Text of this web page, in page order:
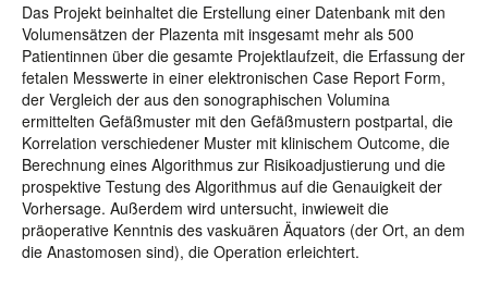
Das Projekt beinhaltet die Erstellung einer Datenbank mit den
Volumensätzen der Plazenta mit insgesamt mehr als 500
Patientinnen über die gesamte Projektlaufzeit, die Erfassung der
fetalen Messwerte in einer elektronischen Case Report Form,
der Vergleich der aus den sonographischen Volumina
ermittelten Gefäßmuster mit den Gefäßmustern postpartal, die
Korrelation verschiedener Muster mit klinischem Outcome, die
Berechnung eines Algorithmus zur Risikoadjustierung und die
prospektive Testung des Algorithmus auf die Genauigkeit der
Vorhersage. Außerdem wird untersucht, inwieweit die
präoperative Kenntnis des vaskuären Äquators (der Ort, an dem
die Anastomosen sind), die Operation erleichtert.